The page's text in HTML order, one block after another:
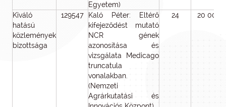
Egyetem)
Kiváló
hatású
közlemények
bizottsága
129547
Kaló Péter: Eltérő
kifejeződést mutató
NCR gének
azonosítása és
vizsgálata Medicago
truncatula
vonalakban.
(Nemzeti
Agrárkutatási és
24 20 000